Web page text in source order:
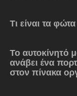
ΥΠΗΡΕΣΙΕΣ
ΠΡΟΣΦΟΡΕΣ
Τι είναι τα
Το αυτοκίνητό
ανάβει ένα
στον πίνακα